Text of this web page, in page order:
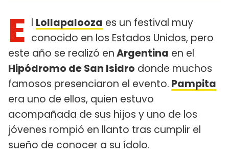
E l Lollapalooza es un festival muy
conocido en los Estados Unidos, pero
este año se realizó enArgentina en el
Hipódromo de San Isidro donde muchos
famosos presenciaron el evento. Pampita
era uno de ellos, quien estuvo
acompañada de sus hijos y uno de los
jóvenes rompió en llanto tras cumplir el
sueño de conocer a su ídolo.